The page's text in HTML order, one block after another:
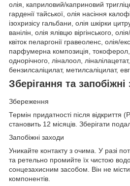
олія, каприловий/каприновий
гарденії тайської, олія насіння
ізохризісу гальбани, олія шкірки
ванілін, олія ялівцю віргінського,
квіток пеларгонії гравеоленс, олія/
парфумерна композиція,
однорічного, ліналоол,
бензилсаліцилат, метилсаліцилат,
Зберігання та запобіжні
Збереження
Термін придатності після відкриття
становить 12 місяців. Зберігати
Запобіжні заходи
Уникайте контакту з очима. У разі
та ретельно промийте їх чистою
сонцезахисним засобом. Він не
компонентів.